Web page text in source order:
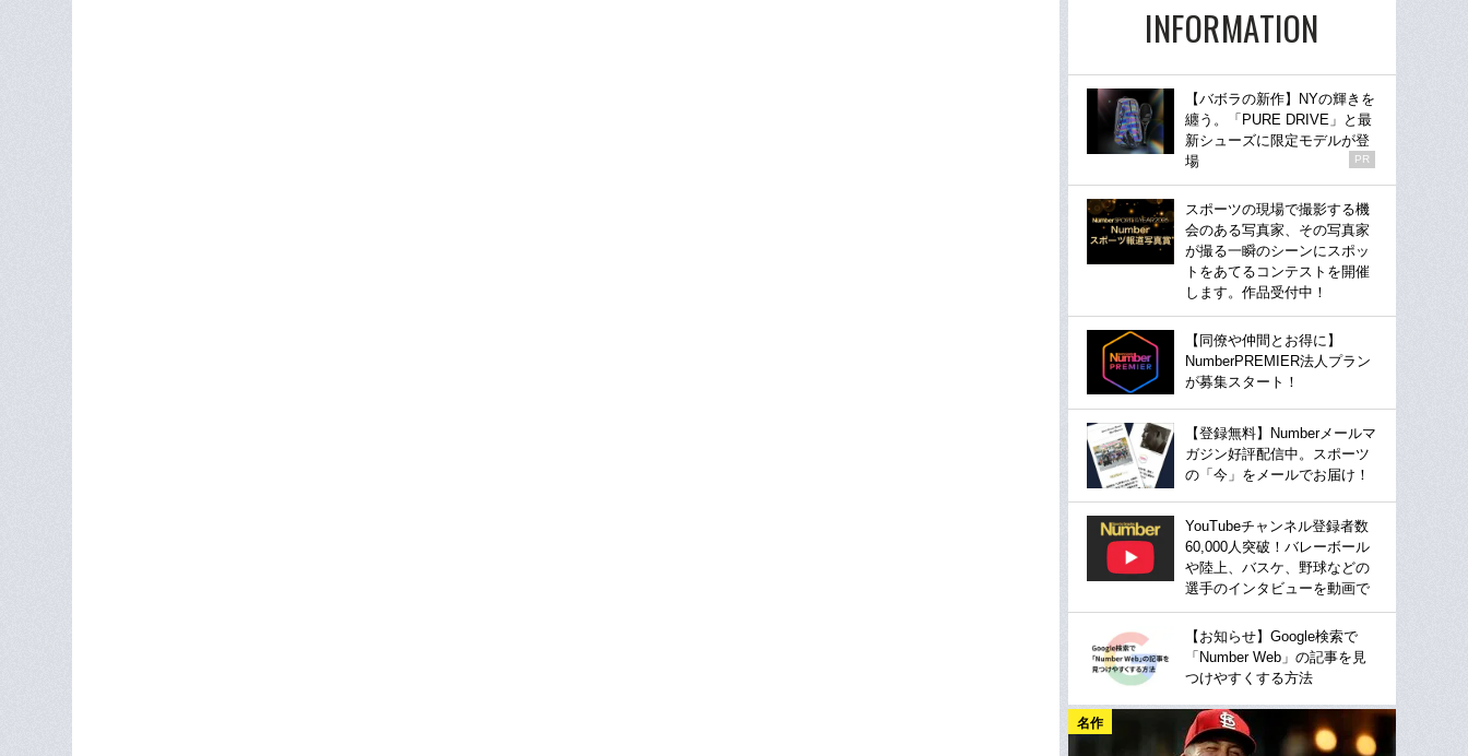
INFORMATION
【バボラの新作】NYの輝きを
纏う。「PURE DRIVE」と最
新シューズに限定モデルが登
場
PR
スポーツの現場で撮影する機
会のある写真家、その写真家
が撮る一瞬のシーンにスポッ
トをあてるコンテストを開催
します。作品受付中！
【同僚や仲間とお得に】
NumberPREMIER法人プラン
が募集スタート！
【登録無料】Numberメールマ
ガジン好評配信中。スポーツ
の「今」をメールでお届け！
YouTubeチャンネル登録者数
60,000人突破！バレーボール
や陸上、バスケ、野球などの
選手のインタビューを動画で
【お知らせ】Google検索で
「Number Web」の記事を見
つけやすくする方法
名作